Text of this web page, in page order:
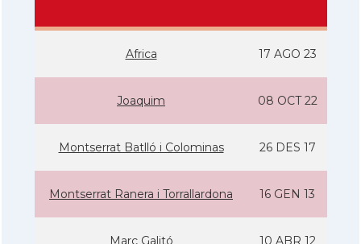
Africa 17 AGO 23
Joaquim 08 OCT 22
Montserrat Batlló i Colominas 26 DES 17
Montserrat Ranera i Torrallardona 16 GEN 13
Marc Galitó 10 ABR 12